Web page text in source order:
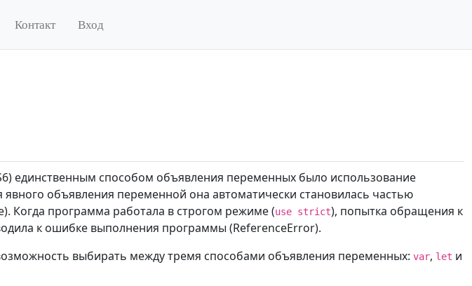
Контакт Вход
единственным способом объявления переменных было использование
явного объявления переменной она автоматически становилась частью
Когда программа работала в строгом режиме (use strict), попытка обращения к
к ошибке выполнения программы (ReferenceError).
выбирать между тремя способами объявления переменных: var, let и